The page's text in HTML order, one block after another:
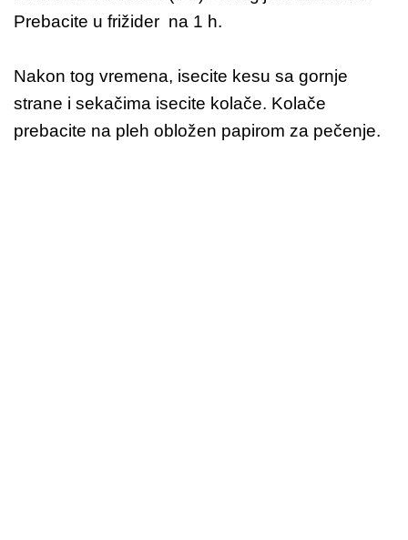
Prebacite u frižider na 1 h.
Nakon tog vremena, isecite kesu sa gornje
strane i sekačima isecite kolače. Kolače
prebacite na pleh obložen papirom za pečenje.